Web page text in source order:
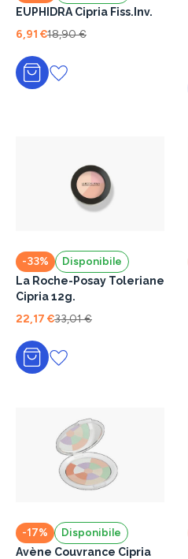
EUPHIDRA Cipria Fiss.Inv.
6,91 €18,90 €
Aggiungi al carrello
-33% Disponibile
La Roche-Posay Toleriane
Cipria 12g.
22,17 €33,01 €
Aggiungi al carrello
-17% Disponibile
Avène Couvrance Cipria